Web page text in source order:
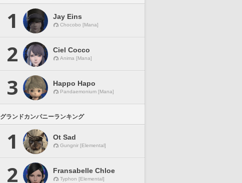
1 Jay Eins
Chocobo [Mana]
2 Ciel Cocco
Anima [Mana]
3 Happo Hapo
Pandaemonium [Mana]
グランドカンパニーランキング
1 Ot Sad
Gungnir [Elemental]
2 Fransabelle Chloe
Typhon [Elemental]